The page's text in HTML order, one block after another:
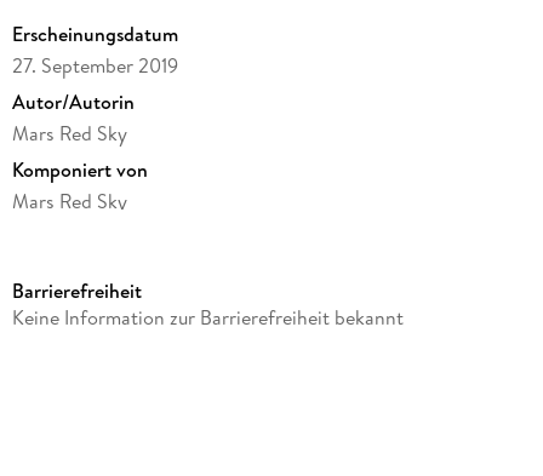
Erscheinungsdatum
27. September 2019
Autor/Autorin
Mars Red Sky
Komponiert von
Mars Red Sky
Produktart
Barrierefreiheit
Keine Information zur Barrierefreiheit bekannt